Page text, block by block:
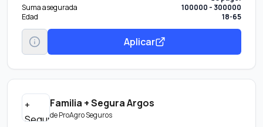
Suma asegurada
100000 - 300000
Edad
18-65
Aplicar
Familia + Segura Argos
deProAgro Seguros